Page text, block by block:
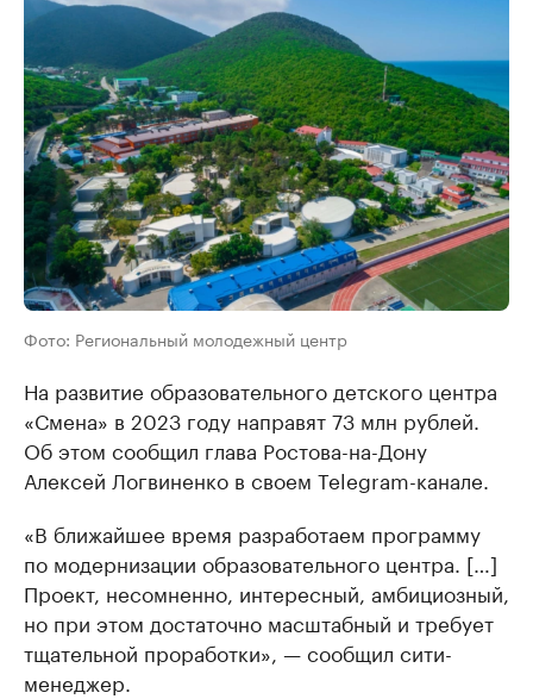
Фото: Региональный молодежный центр
На развитие образовательного детского центра
«Смена» в 2023 году направят 73 млн рублей.
Об этом сообщил глава Ростова-на-Дону
Алексей Логвиненко в своем Telegram-канале.
«В ближайшее время разработаем программу
по модернизации образовательного центра. […]
Проект, несомненно, интересный, амбициозный,
но при этом достаточно масштабный и требует
тщательной проработки», — сообщил сити-
менеджер.